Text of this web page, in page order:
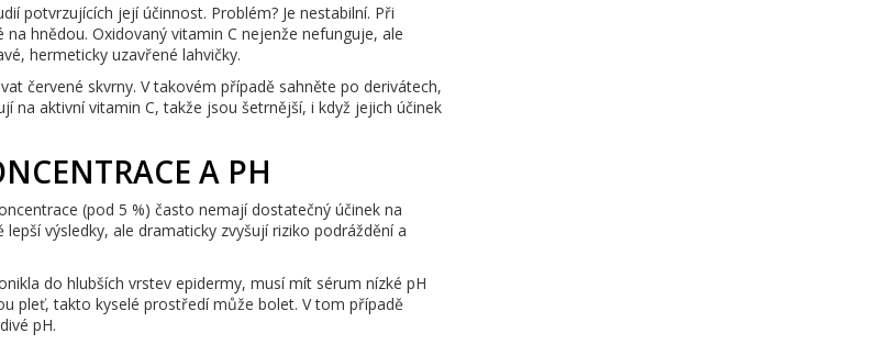
potvrzujících její účinnost. Problém? Je nestabilní. Při
hnědou. Oxidovaný vitamin C nejenže nefunguje, ale
hermeticky uzavřené lahvičky.
červené skvrny. V takovém případě sahněte po derivátech,
na aktivní vitamin C, takže jsou šetrnější, i když jejich účinek
A PH
(pod 5 %) často nemají dostatečný účinek na
výsledky, ale dramaticky zvyšují riziko podráždění a
do hlubších vrstev epidermy, musí mít sérum nízké pH
pleť, takto kyselé prostředí může bolet. V tom případě
pH.